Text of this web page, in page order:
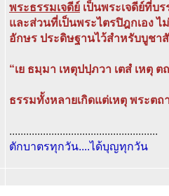
พระธรรมเจดีย์ เป็นพระเจดีย์ที่บ
และส่วนที่เป็นพระไตรปิฎกเอง ไ
อักษร ประดิษฐานไว้สำหรับบูชา
“เย ธมฺมา เหตุปปฺภวา เตสํ เหตุ
ธรรมทั้งหลายเกิดแต่เหตุ พระต
.....................................................
ตักบาตรทุกวัน....ได้บุญทุกวัน